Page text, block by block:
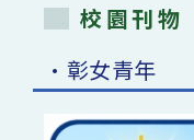
校園刊物
•彰女青年